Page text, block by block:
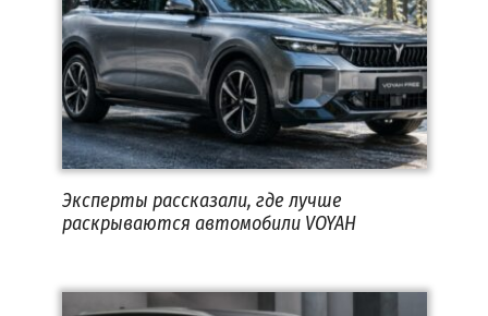
Эксперты рассказали, где лучше
раскрываются автомобили VOYAH